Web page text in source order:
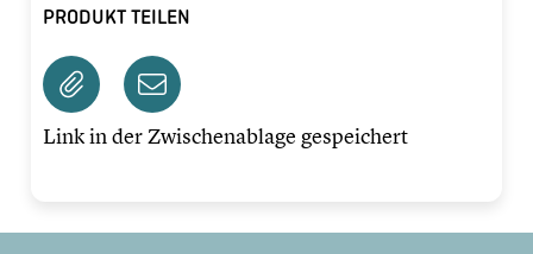
PRODUKT TEILEN
Link in der Zwischenablage gespeichert